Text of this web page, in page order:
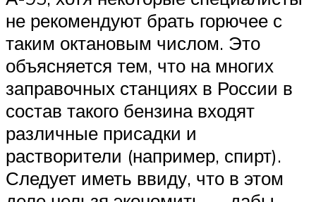
не рекомендуют брать горючее с
таким октановым числом. Это
объясняется тем, что на многих
заправочных станциях в России в
состав такого бензина входят
различные присадки и
растворители (например, спирт).
Следует иметь ввиду, что в этом